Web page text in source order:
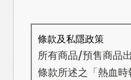
條款及私隱政策
所有商品/預售商品
條款所述之「熱血